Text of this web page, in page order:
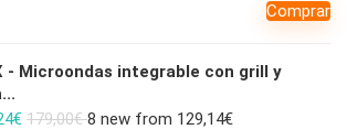
Comprar
- Microondas integrable con grill y
€ 179,00€ 8 new from 129,14€